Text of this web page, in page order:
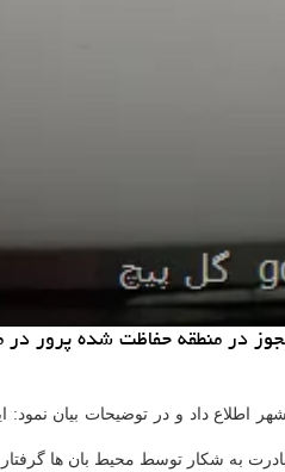
منطقه حفاظت شده پرور در
داد و در توضیحات بیان
به شکار توسط محیط بان ها